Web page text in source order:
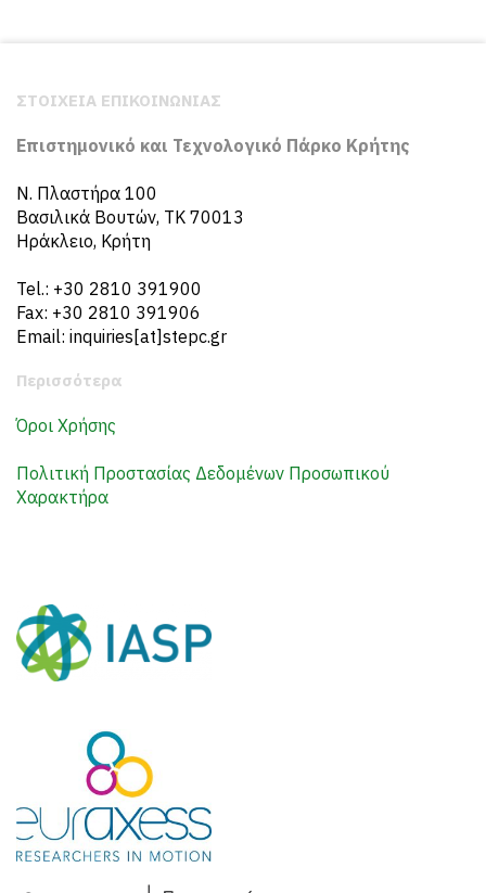
ΣΤΟΙΧΕΙΑ ΕΠΙΚΟΙΝΩΝΙΑΣ
Επιστημονικό και Τεχνολογικό Πάρκο Κρήτης
N. Πλαστήρα 100
Βασιλικά Βουτών, ΤΚ 70013
Ηράκλειο, Κρήτη
Tel.: +30 2810 391900
Fax: +30 2810 391906
Email: inquiries[at]stepc.gr
Περισσότερα
Όροι Χρήσης
Πολιτική Προστασίας Δεδομένων Προσωπικού
Χαρακτήρα